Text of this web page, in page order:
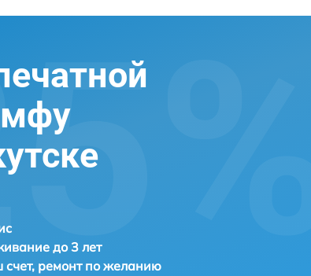
мфу
до 3 лет
ремонт по желанию